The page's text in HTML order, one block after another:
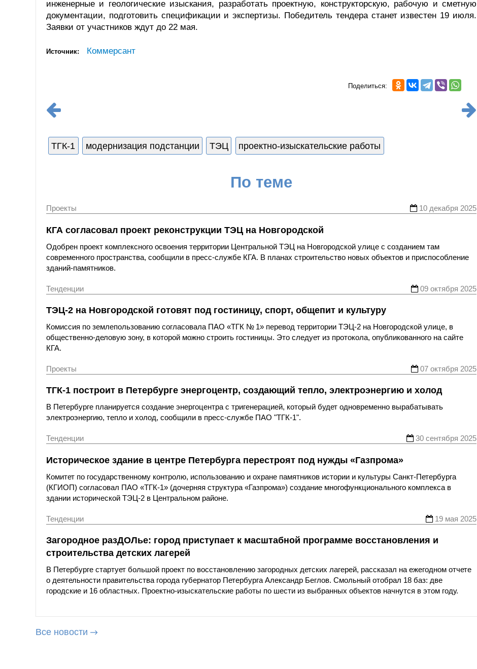
инженерные и геологические изыскания, разработать проектную, конструкторскую, рабочую и сметную
документации, подготовить спецификации и экспертизы. Победитель тендера станет известен 19 июля.
Заявки от участников ждут до 22 мая.
Источник: Коммерсант
Поделиться:
ТГК-1 модернизация подстанции ТЭЦ проектно-изыскательские работы
По теме
Проекты 10 декабря 2025
КГА согласовал проект реконструкции ТЭЦ на Новгородской
Одобрен проект комплексного освоения территории Центральной ТЭЦ на Новгородской улице с созданием там
современного пространства, сообщили в пресс-службе КГА. В планах строительство новых объектов и приспособление
зданий-памятников.
Тенденции 09 октября 2025
ТЭЦ-2 на Новгородской готовят под гостиницу, спорт, общепит и культуру
Комиссия по землепользованию согласовала ПАО «ТГК № 1» перевод территории ТЭЦ-2 на Новгородской улице, в
общественно-деловую зону, в которой можно строить гостиницы. Это следует из протокола, опубликованного на сайте
КГА.
Проекты 07 октября 2025
ТГК-1 построит в Петербурге энергоцентр, создающий тепло, электроэнергию и холод
В Петербурге планируется создание энергоцентра с тригенерацией, который будет одновременно вырабатывать
электроэнергию, тепло и холод, сообщили в пресс-службе ПАО "ТГК-1".
Тенденции 30 сентября 2025
Историческое здание в центре Петербурга перестроят под нужды «Газпрома»
Комитет по государственному контролю, использованию и охране памятников истории и культуры Санкт‑Петербурга
(КГИОП) согласовал ПАО «ТГК-1» (дочерняя структура «Газпрома») создание многофункционального комплекса в
здании исторической ТЭЦ-2 в Центральном районе.
Тенденции 19 мая 2025
Загородное разДОЛье: город приступает к масштабной программе восстановления и
строительства детских лагерей
В Петербурге стартует большой проект по восстановлению загородных детских лагерей, рассказал на ежегодном отчете
о деятельности правительства города губернатор Петербурга Александр Беглов. Смольный отобрал 18 баз: две
городские и 16 областных. Проектно-изыскательские работы по шести из выбранных объектов начнутся в этом году.
Все новости